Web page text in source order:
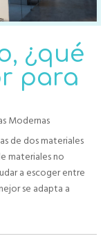
¿qué
para
Modernas
de dos materiales
materiales no
a escoger entre
se adapta a